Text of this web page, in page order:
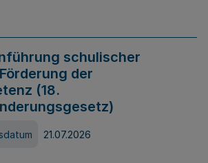
schulischer
der
(18.
21.07.2026